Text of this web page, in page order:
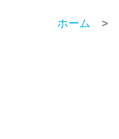
ホーム